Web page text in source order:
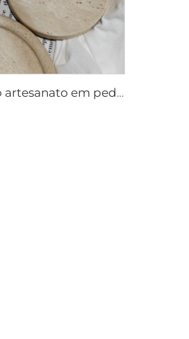
Bandeja em travertino artesanato em pedra ornamentos em pedra